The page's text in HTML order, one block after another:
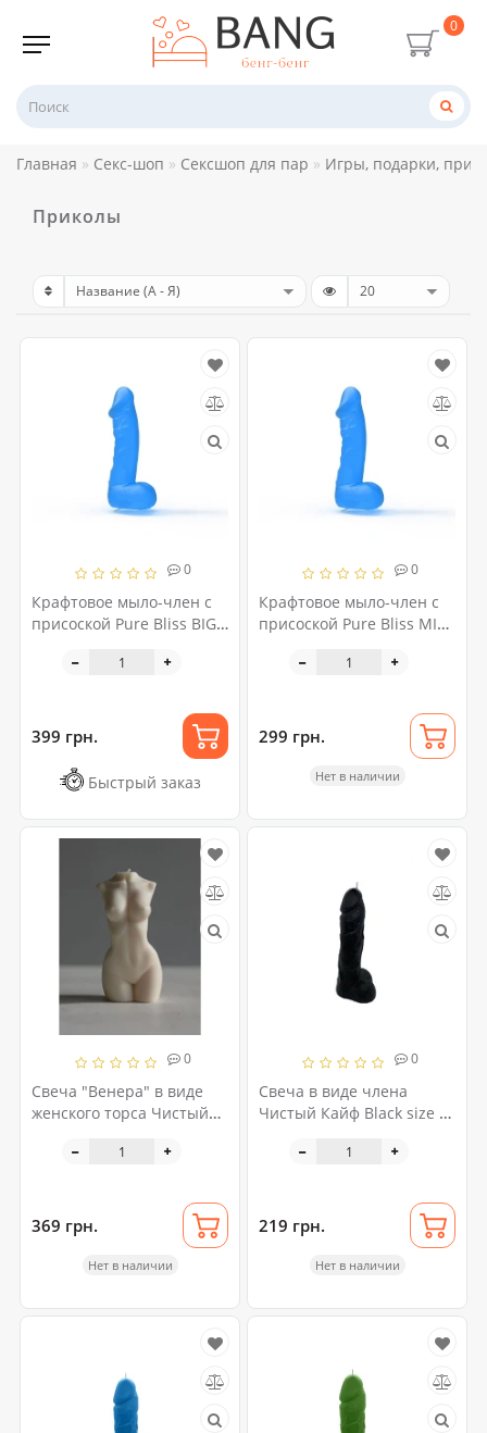
0
Главная Секс-шоп Сексшоп для пар Игры, подарки,
Приколы
0
Крафтовое мыло-член с
присоской Pure Bliss BIG
399 грн.
Быстрый заказ
0
Крафтовое мыло-член с
присоской Pure Bliss MINI
299 грн.
Нет в наличии
0
Свеча "Венера" в виде
женского торса Чистый
369 грн.
Нет в наличии
0
Свеча в виде члена
Чистый Кайф Black size L,
атмосферы
219 грн.
Нет в наличии